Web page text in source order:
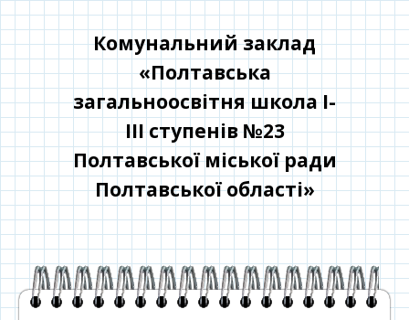
до
контенту
Комунальний заклад
«Полтавська
загальноосвітня школа І-
ІІІ ступенів №23
Полтавської міської ради
Полтавської області»
Головний
сайдбар